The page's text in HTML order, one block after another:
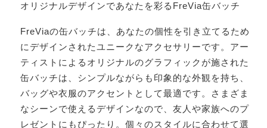
オリジナルデザインであなたを彩るFreVia缶バッチ
FreViaの缶バッチは、あなたの個性を引き立てるため
にデザインされたユニークなアクセサリーです。アー
ティストによるオリジナルのグラフィックが施された
缶バッチは、シンプルながらも印象的な外観を持ち、
バッグや衣服のアクセントとして最適です。さまざま
なシーンで使えるデザインなので、友人や家族へのプ
レゼントにもぴったり。個々のスタイルに合わせて選